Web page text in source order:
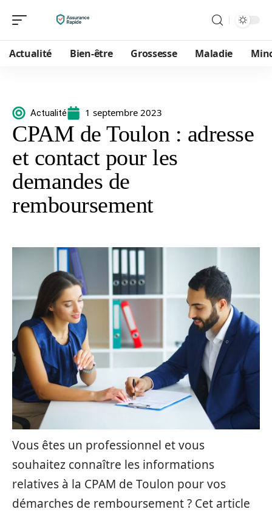
Actualité Bien-être Grossesse Maladie
Actualité 1 septembre 2023
CPAM de Toulon : adresse
et contact pour les
demandes de
remboursement
Vous êtes un professionnel et vous
souhaitez connaître les informations
relatives à la CPAM de Toulon pour vos
démarches de remboursement ? Cet article